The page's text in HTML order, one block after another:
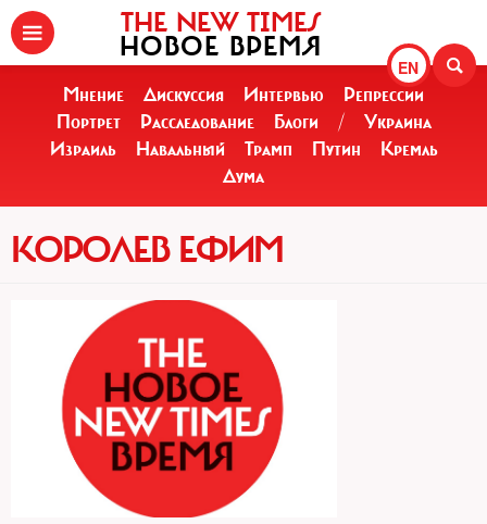
EN
THE NEW TIMES
НОВОЕ ВРЕМЯ
Мнение Дискуссия Интервью
Репрессии
Портрет
Расследование Блоги /
Украина
Израиль
Навальный Трамп Путин
Кремль
Дума
КОРОЛЕВ ЕФИМ